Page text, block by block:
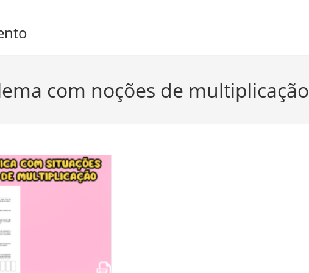
com noções de multiplicação